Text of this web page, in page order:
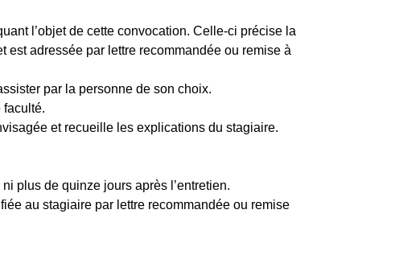
l’objet de cette convocation. Celle-ci précise la
est adressée par lettre recommandée ou remise à
par la personne de son choix.
faculté.
et recueille les explications du stagiaire.
plus de quinze jours après l’entretien.
au stagiaire par lettre recommandée ou remise